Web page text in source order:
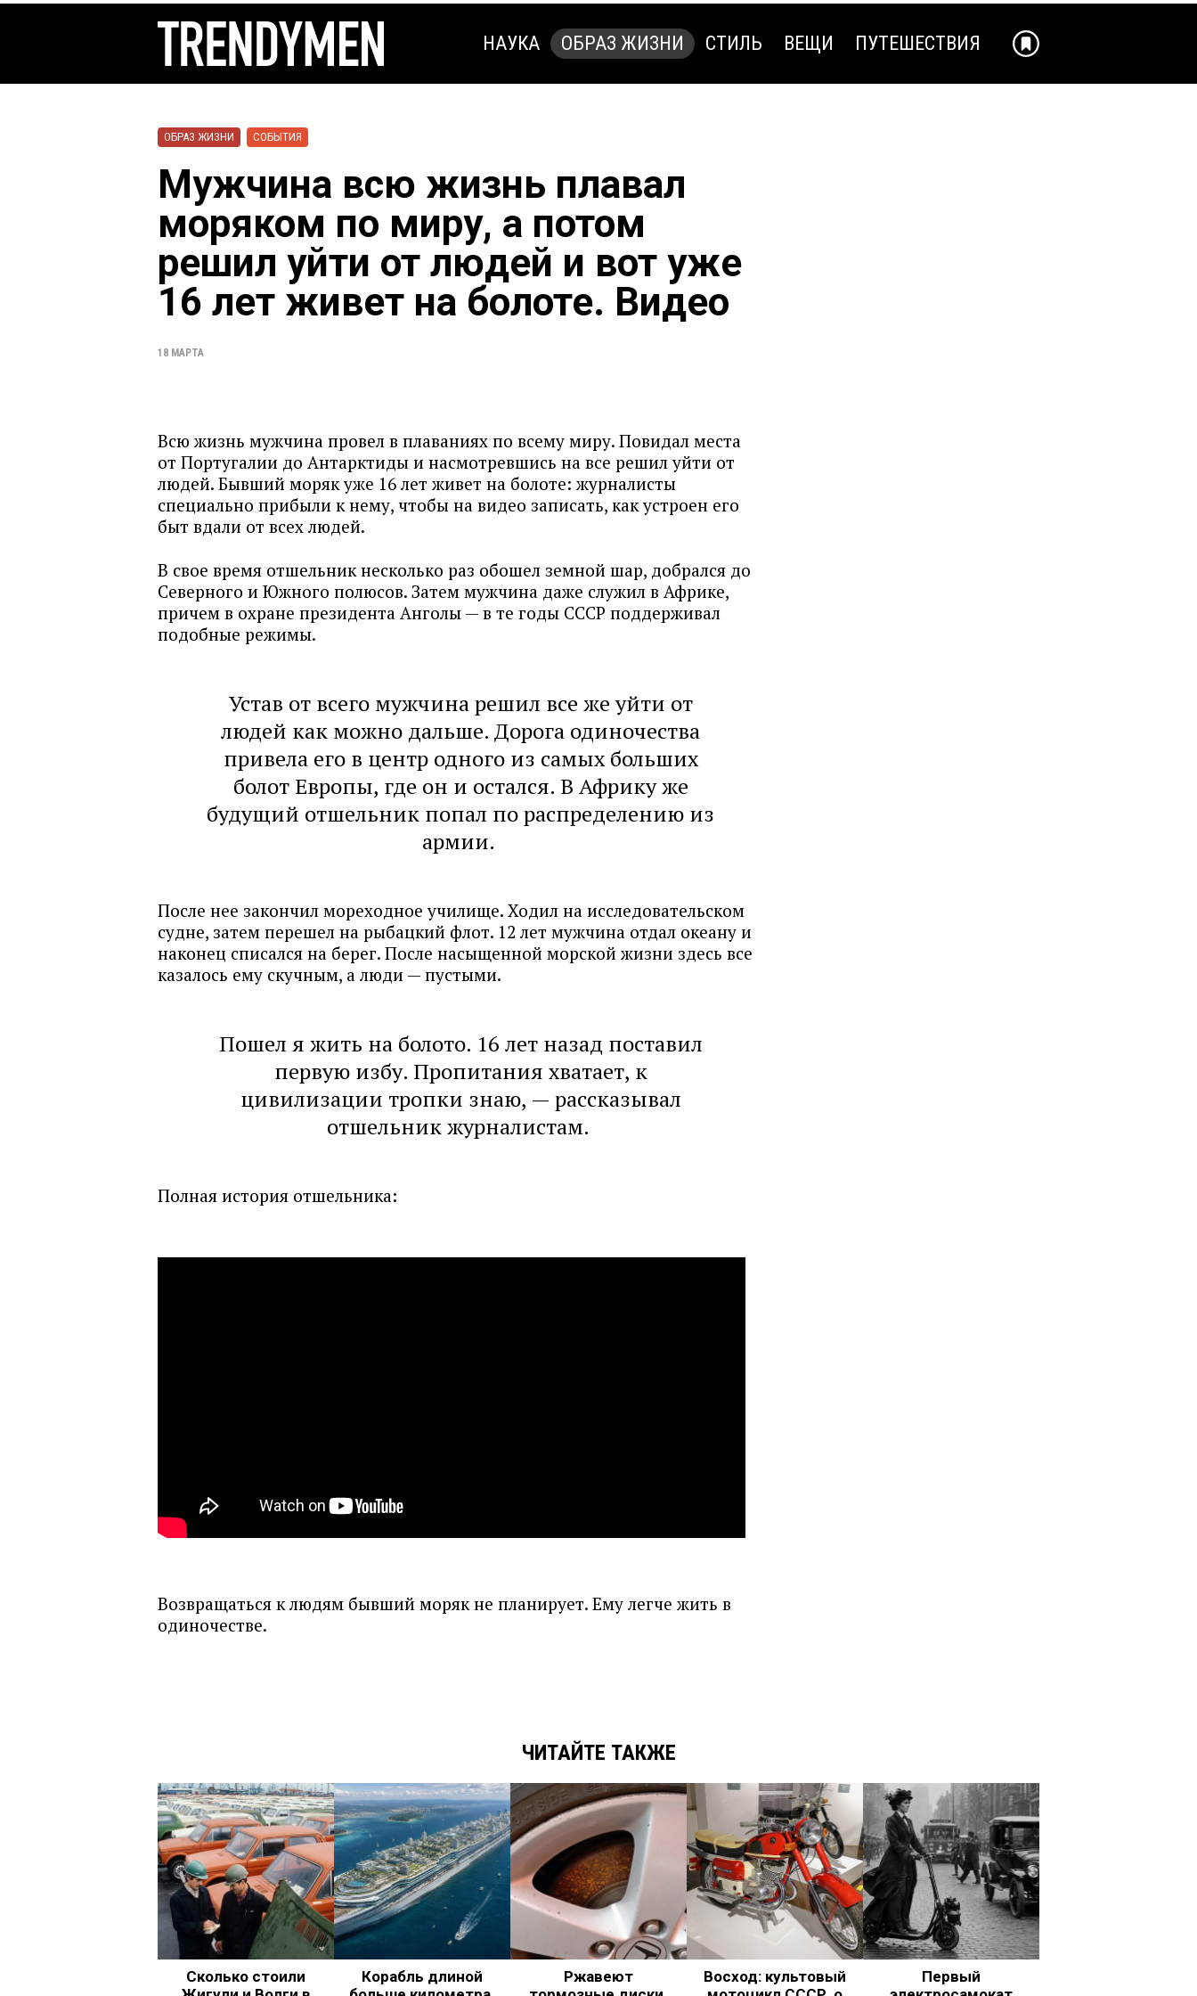
НАУКА ОБРАЗ ЖИЗНИ СТИЛЬ ВЕЩИ ПУТЕШЕСТВИЯ
ОБРАЗ ЖИЗНИ СОБЫТИЯ
Мужчина всю жизнь плавал
моряком по миру, а потом
решил уйти от людей и вот уже
16 лет живет на болоте. Видео
18 МАРТА
Всю жизнь мужчина провел в плаваниях по всему миру. Повидал места
от Португалии до Антарктиды и насмотревшись на все решил уйти от
людей. Бывший моряк уже 16 лет живет на болоте: журналисты
специально прибыли к нему, чтобы на видео записать, как устроен его
быт вдали от всех людей.
В свое время отшельник несколько раз обошел земной шар, добрался до
Северного и Южного полюсов. Затем мужчина даже служил в Африке,
причем в охране президента Анголы — в те годы СССР поддерживал
подобные режимы.
Устав от всего мужчина решил все же уйти от
людей как можно дальше. Дорога одиночества
привела его в центр одного из самых больших
болот Европы, где он и остался. В Африку же
будущий отшельник попал по распределению из
армии.
После нее закончил мореходное училище. Ходил на исследовательском
судне, затем перешел на рыбацкий флот. 12 лет мужчина отдал океану и
наконец списался на берег. После насыщенной морской жизни здесь все
казалось ему скучным, а люди — пустыми.
Пошел я жить на болото. 16 лет назад поставил
первую избу. Пропитания хватает, к
цивилизации тропки знаю, — рассказывал
отшельник журналистам.
Полная история отшельника:
Возвращаться к людям бывший моряк не планирует. Ему легче жить в
одиночестве.
ЧИТАЙТЕ ТАКЖЕ
Сколько стоили
Корабль длиной
Ржавеют
Восход: культовый
Первый